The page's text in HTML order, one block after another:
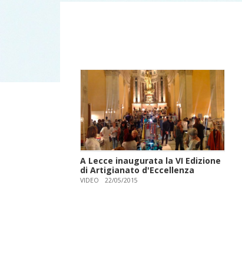
A Lecce inaugurata la VI Edizione
di Artigianato d'Eccellenza
VIDEO 22/05/2015